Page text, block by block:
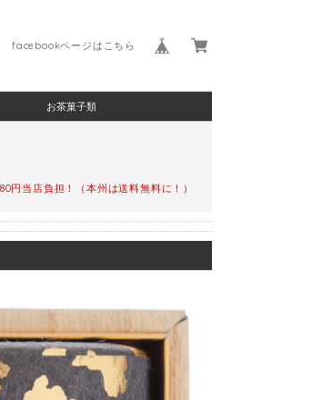
facebookページはこちら
お茶菓子類
円当店負担！（本州は送料無料に！）